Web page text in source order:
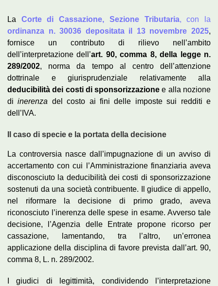
La Corte di Cassazione, Sezione Tributaria, con la
ordinanza n. 30036 depositata il 13 novembre 2025,
fornisce un contributo di rilievo nell’ambito
dell’interpretazione dell’art. 90, comma 8, della legge n.
289/2002, norma da tempo al centro dell’attenzione
dottrinale e giurisprudenziale relativamente alla
deducibilità dei costi di sponsorizzazione e alla nozione
diinerenza del costo ai fini delle imposte sui redditi e
dell’IVA.
Il caso di specie e la portata della decisione
La controversia nasce dall’impugnazione di un avviso di
accertamento con cui l’Amministrazione finanziaria aveva
disconosciuto la deducibilità dei costi di sponsorizzazione
sostenuti da una società contribuente. Il giudice di appello,
nel riformare la decisione di primo grado, aveva
riconosciuto l’inerenza delle spese in esame. Avverso tale
decisione, l’Agenzia delle Entrate propone ricorso per
cassazione, lamentando, tra l’altro, un’erronea
applicazione della disciplina di favore prevista dall’art. 90,
comma 8, L. n. 289/2002.
I giudici di legittimità, condividendo l’interpretazione